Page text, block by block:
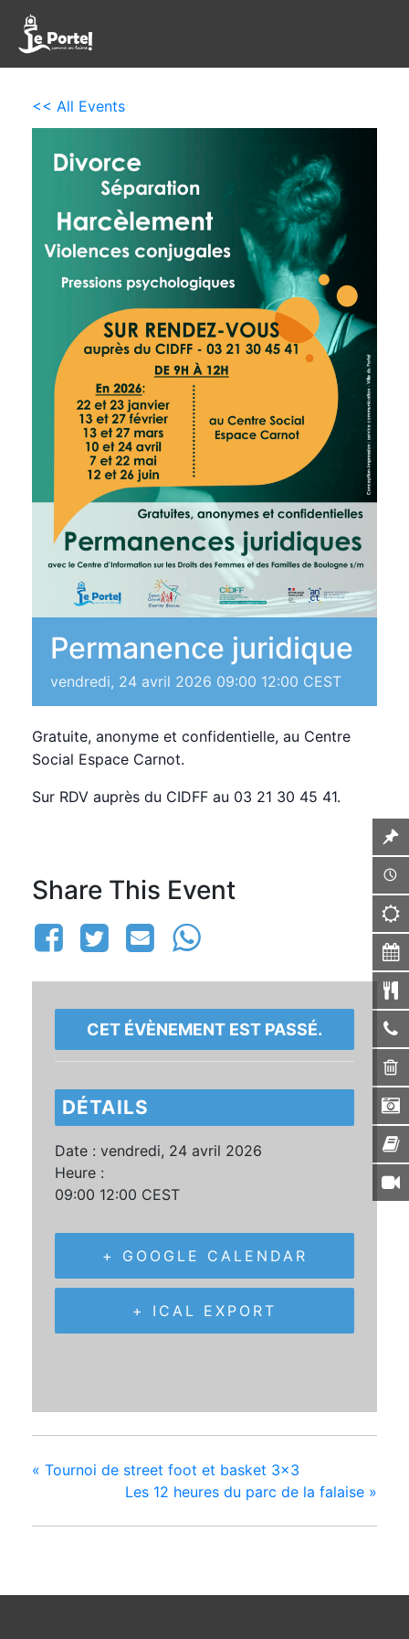
<< All Events
Permanence juridique
vendredi, 24 avril 2026 09:00 12:00 CEST
Gratuite, anonyme et confidentielle, au Centre
Social Espace Carnot.
Sur RDV auprès du CIDFF au 03 21 30 45 41.
Share This Event
CET ÉVÈNEMENT EST PASSÉ.
DÉTAILS
Date : vendredi, 24 avril 2026
Heure :
09:00 12:00 CEST
+ GOOGLE CALENDAR
+ ICAL EXPORT
« Tournoi de street foot et basket 3×3
Les 12 heures du parc de la falaise »